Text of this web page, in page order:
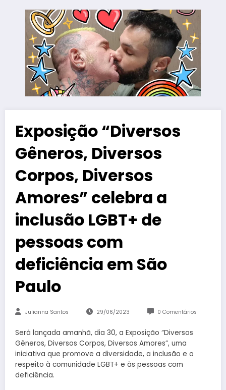
Exposição “Diversos
Gêneros, Diversos
Corpos, Diversos
Amores” celebra a
inclusão LGBT+ de
pessoas com
deficiência em São
Paulo
Julianna Santos 29/06/2023 0 Comentários
Será lançada amanhã, dia 30, a Exposição “Diversos
Gêneros, Diversos Corpos, Diversos Amores”, uma
iniciativa que promove a diversidade, a inclusão e o
respeito à comunidade LGBT+ e às pessoas com
deficiência.